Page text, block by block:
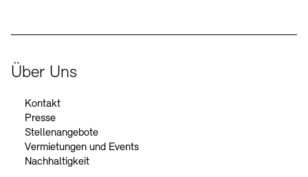
Über Uns
Kontakt
Presse
Stellenangebote
Vermietungen und Events
Nachhaltigkeit